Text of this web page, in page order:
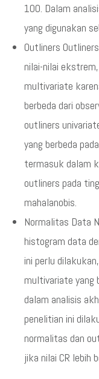
100. Dalam
yang digunakan
Outliners
nilai-nilai
multivariate
berbeda dari
outliners
yang berbeda
termasuk dalam
outliners pada
mahalanobis.
Normalitas Data
histogram data
ini perlu
multivariate yang
dalam analisis
penelitian ini
normalitas dan
jika nilai CR lebih